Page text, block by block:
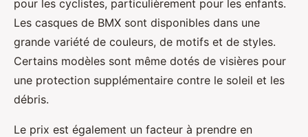
pour les cyclistes, particulièrement pour les enfants.
Les casques de BMX sont disponibles dans une
grande variété de couleurs, de motifs et de styles.
Certains modèles sont même dotés de visières pour
une protection supplémentaire contre le soleil et les
débris.
Le prix est également un facteur à prendre en